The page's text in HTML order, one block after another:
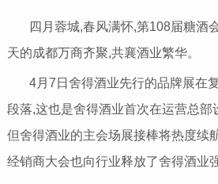
四月蓉城,春风满怀,第108届糖酒
天的成都万商齐聚,共襄酒业繁华。
4月7日舍得酒业先行的品牌展在
段落,这也是舍得酒业首次在运营总部
但舍得酒业的主会场展接棒将热度续
经销商大会也向行业释放了舍得酒业